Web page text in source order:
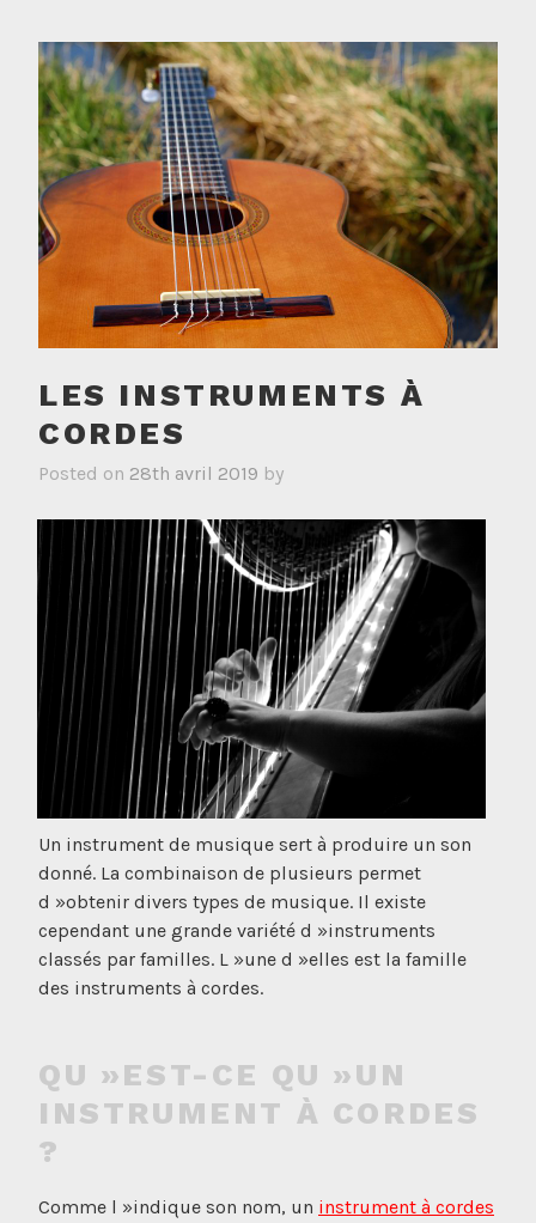
LES INSTRUMENTS À
CORDES
Posted on 28th avril 2019 by
Un instrument de musique sert à produire un son
donné. La combinaison de plusieurs permet
d »obtenir divers types de musique. Il existe
cependant une grande variété d »instruments
classés par familles. L »une d »elles est la famille
des instruments à cordes.
QU »EST-CE QU »UN
INSTRUMENT À CORDES
?
Comme l »indique son nom, un instrument à cordes